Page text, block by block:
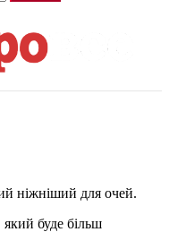
ніжніший для очей.
буде більш